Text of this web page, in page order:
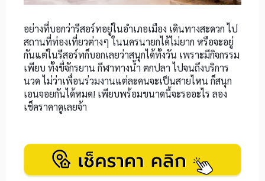
อย่างที่บอกว่ารีสอร์ทอยู่ในอำเภอเมือง เดินทางสะดวก ไป
สถานที่ท่องเที่ยวต่างๆ ในนครนายกได้ไม่ยาก หรือจะอยู่
กันแต่ในรีสอร์ทก็บอกเลยว่าสนุกได้ทั้งวัน เพราะมีกิจกรรม
เพียบ ทั้งขี่จักรยาน กีฬาทางน้ำ ตกปลา ไปจนถึงบริการ
นวด ไม่ว่าเพื่อนร่วมงานแต่ละคนจะเป็นสายไหน ก็สนุก
เอนจอยกันได้หมด! เพียบพร้อมขนาดนี้จะรออะไร ลอง
เช็คราคาดูเลยจ้า